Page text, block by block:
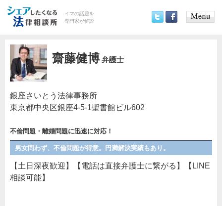
イマの話題を
専門家が解説
齋藤健博 弁護士
銀座さいとう法律事務所
東京都中央区銀座4-5-1聖書館ビル602
不倫問題・離婚問題に迅速に対応！
男女問わず、不倫問題が得意。円満解決実績もあり。
【土日深夜歓迎】【電話は直接弁護士に繋がる】【LINE
相談可能】